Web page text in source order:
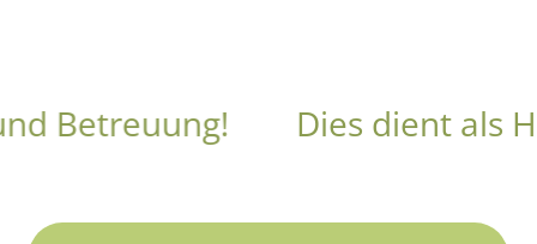
Betreuung! Dies dient als